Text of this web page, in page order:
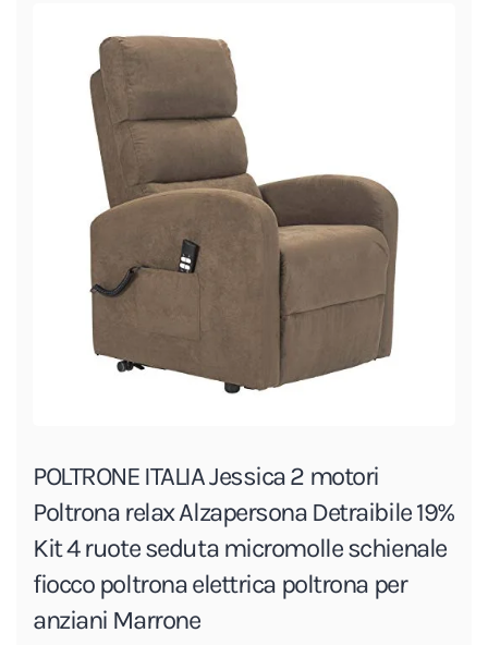
POLTRONE ITALIA Jessica 2 motori
Poltrona relax Alzapersona Detraibile 19%
Kit 4 ruote seduta micromolle schienale
fiocco poltrona elettrica poltrona per
anziani Marrone